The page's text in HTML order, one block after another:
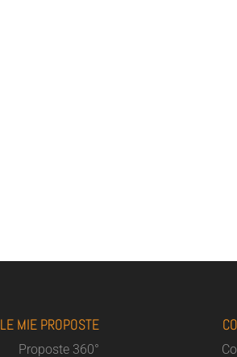
LE MIE PROPOSTE
Proposte 360°